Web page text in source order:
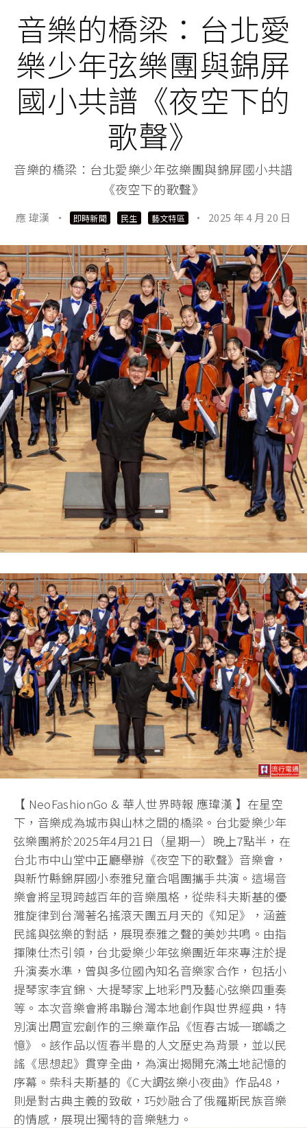
音樂的橋梁：台北愛
樂少年弦樂團與錦屏
國小共譜《夜空下的
歌聲》
音樂的橋梁：台北愛樂少年弦樂團與錦屏國小共譜
《夜空下的歌聲》
應 瑋漢 · 即時新聞 民生 藝文特區 · 2025 年 4 月 20 日
【 NeoFashionGo & 華人世界時報 應瑋漢 】在星空
下，音樂成為城市與山林之間的橋梁。台北愛樂少年
弦樂團將於2025年4月21日（星期一）晚上7點半，在
台北市中山堂中正廳舉辦《夜空下的歌聲》音樂會，
與新竹縣錦屏國小泰雅兒童合唱團攜手共演。這場音
樂會將呈現跨越百年的音樂風格，從柴科夫斯基的優
雅旋律到台灣著名搖滾天團五月天的《知足》，涵蓋
民謠與弦樂的對話，展現泰雅之聲的美妙共鳴。由指
揮陳仕杰引領，台北愛樂少年弦樂團近年來專注於提
升演奏水準，曾與多位國內知名音樂家合作，包括小
提琴家李宜錦、大提琴家上地彩門及藝心弦樂四重奏
等。本次音樂會將串聯台灣本地創作與世界經典，特
別演出周宣宏創作的三樂章作品《恆春古城─瑯嶠之
憶》。該作品以恆春半島的人文歷史為背景，並以民
謠《思想起》貫穿全曲，為演出揭開充滿土地記憶的
序幕。柴科夫斯基的《C大調弦樂小夜曲》作品48，
則是對古典主義的致敬，巧妙融合了俄羅斯民族音樂
的情感，展現出獨特的音樂魅力。